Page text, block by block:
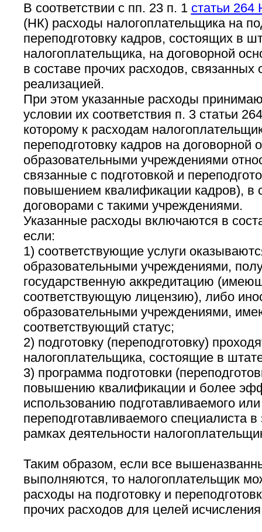
В соответствии с пп. 23 п. 1 статьи 264
(НК) расходы налогоплательщика на
переподготовку кадров, состоящих в
налогоплательщика, на договорной
в составе прочих расходов, связанных
реализацией.
При этом указанные расходы
условии их соответствия п. 3 статьи
которому к расходам
переподготовку кадров на договорной
образовательными учреждениями
связанные с подготовкой и
повышением квалификации кадров), в
договорами с такими учреждениями.
Указанные расходы включаются в
если:
1) соответствующие услуги
образовательными учреждениями,
государственную аккредитацию
соответствующую лицензию), либо
образовательными учреждениями,
соответствующий статус;
2) подготовку (переподготовку)
налогоплательщика, состоящие в
3) программа подготовки
повышению квалификации и более
использованию подготавливаемого или
переподготавливаемого специалиста в
рамках деятельности
Таким образом, если все
выполняются, то налогоплательщик
расходы на подготовку и
прочих расходов для целей